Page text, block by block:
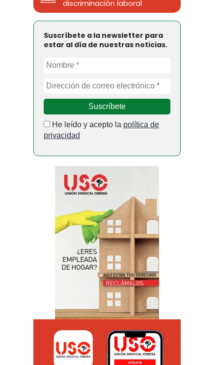
discriminación laboral
Suscríbete a la newsletter para
estar al día de nuestras noticias.
He leído y acepto la política de
privacidad